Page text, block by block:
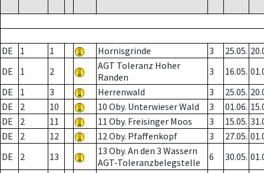
DE 1 1 Hornisgrinde 3 25.05.
DE
1 2
AGT Toleranz Hoher
Randen
3 16.05.
DE
1 3 Herrenwald 3 25.05.
DE
2 10 10 Oby. Unterwieser Wald 3 01.06.
DE
2 11 11 Oby. Freisinger Moos 3 15.05.
DE
2 12 12 Oby. Pfaffenkopf 3 27.05.
DE
2 13
13 Oby. An den 3 Wassern
AGT-Toleranzbelegstelle
6 30.05.